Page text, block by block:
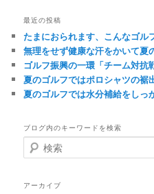
最近の投稿
たまにおられます、こんなゴル
無理をせず健康な汗をかいて夏
ゴルフ振興の一環「チーム対抗
夏のゴルフではポロシャツの裾
夏のゴルフでは水分補給をしっ
ブログ内のキーワードを検索
検
索
アーカイブ